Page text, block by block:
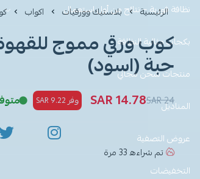
نظافة فورية – نتائج من أول استعمال
بكجات مثالية النظافة
منتجات شحن مجاني
المناديل
عروض التصفية
التخفيضات
الرئيسية بلاستيك وورقيات اكواب
حبة (اسود)
24 SAR
14.78 SAR وفر 9.22 SAR
تم شراءه33مرة